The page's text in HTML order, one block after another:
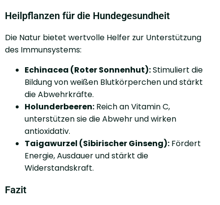
Heilpflanzen für die Hundegesundheit
Die Natur bietet wertvolle Helfer zur Unterstützung
des Immunsystems:
Echinacea (Roter Sonnenhut):Stimuliert die
Bildung von weißen Blutkörperchen und stärkt
die Abwehrkräfte.
Holunderbeeren: Reich an Vitamin C,
unterstützen sie die Abwehr und wirken
antioxidativ.
Taigawurzel (Sibirischer Ginseng): Fördert
Energie, Ausdauer und stärkt die
Widerstandskraft.
Fazit